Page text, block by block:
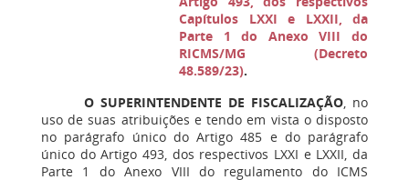
Capítulos LXXI e LXXII, da
Parte 1 do Anexo VIII do
RICMS/MG (Decreto
48.589/23).
O SUPERINTENDENTE DE FISCALIZAÇÃO, no
uso de suas atribuições e tendo em vista o disposto
no parágrafo único do Artigo 485 e do parágrafo
único do Artigo 493, dos respectivos LXXI e LXXII, da
Parte 1 do Anexo VIII do regulamento do ICMS